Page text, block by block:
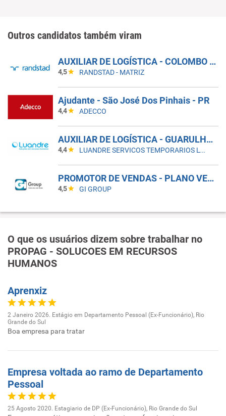
Outros candidatos também viram
AUXILIAR DE LOGÍSTICA - COLOMBO - PR
4,5 RANDSTAD - MATRIZ
Ajudante - São José Dos Pinhais - PR
4,4 ADECCO
AUXILIAR DE LOGÍSTICA - GUARULHOS
4,4 LUANDRE SERVICOS TEMPORARIOS LTDA. (C-I)
PROMOTOR DE VENDAS - PLANO VERÃO 2026
4,5 GI GROUP
O que os usuários dizem sobre trabalhar no
PROPAG - SOLUCOES EM RECURSOS
HUMANOS
Aprenxiz
2 Janeiro 2026. Estágio em Departamento Pessoal (Ex-Funcionário), Rio
Grande do Sul
Boa empresa para tratar
Empresa voltada ao ramo de Departamento
Pessoal
25 Agosto 2020. Estagiario de DP (Ex-Funcionário), Rio Grande do Sul